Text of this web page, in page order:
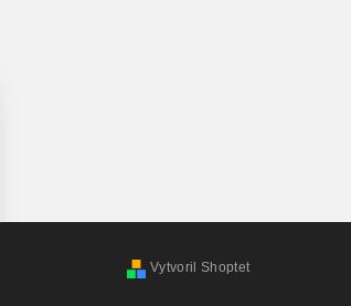
Vytvoril Shoptet